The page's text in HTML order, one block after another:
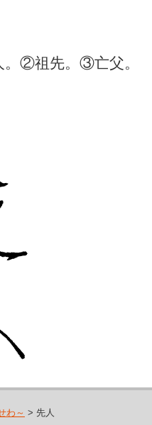
②祖先。③亡父。
わ～ > 先人